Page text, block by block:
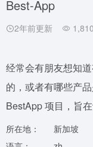
Best-App
2年前更新 1,810
经常会有朋友想知
的，或者有哪些产
BestApp 项目，旨
所在地：
新加坡